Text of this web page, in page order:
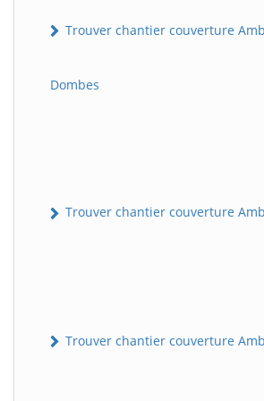
Trouver chantier couverture
Dombes
Trouver chantier couverture
Trouver chantier couverture